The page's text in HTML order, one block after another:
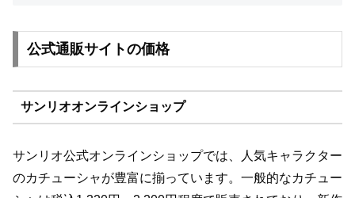
公式通販サイトの価格
サンリオオンラインショップ
サンリオ公式オンラインショップでは、人気キャラクター
のカチューシャが豊富に揃っています。一般的なカチュー